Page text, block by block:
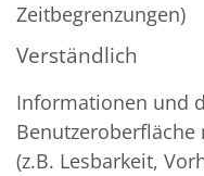
Zeitbegrenzungen)
Verständlich
Informationen und
(z.B. Lesbarkeit,